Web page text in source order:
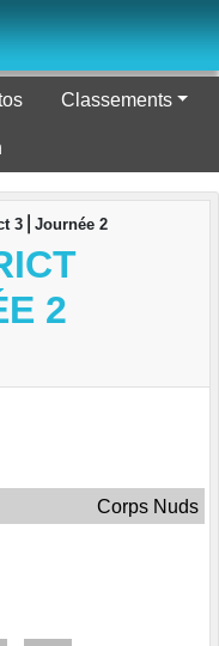
Classements
3⎪Journée 2
2
Corps Nuds